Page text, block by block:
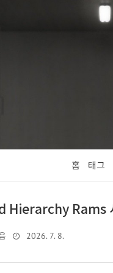
홈 태그
Hierarchy Rams
2026. 7. 8.